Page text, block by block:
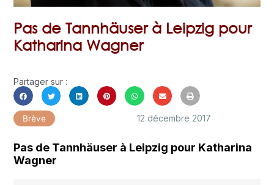
Pas de Tannhäuser à Leipzig pour
Katharina Wagner
Partager sur :
Brève 12 décembre 2017
Pas de Tannhäuser à Leipzig pour Katharina
Wagner